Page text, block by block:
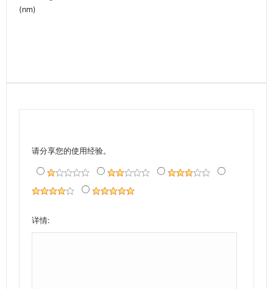
(nm)
请分享您的使用经验。
详情: